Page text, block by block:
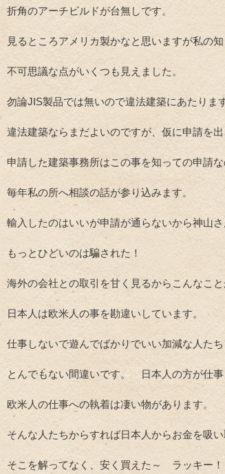
折角のアーチビルドが台無しです。
見るところアメリカ製かなと思いますが私の
不可思議な点がいくつも見えました。
勿論JIS製品では無いので違法建築にあたりま
違法建築ならまだよいのですが、仮に申請を
申請した建築事務所はこの事を知っての申請
毎年私の所へ相談の話が参り込みます。
輸入したのはいいが申請が通らないから神山
もっとひどいのは騙された！
海外の会社との取引を甘く見るからこんなこと
日本人は欧米人の事を勘違いしています。
仕事しないで遊んでばかりでいい加減な人たち
とんでもない間違いです。 日本人の方が仕
欧米人の仕事への執着は凄い物があります。
そんな人たちからすれば日本人からお金を吸
そこを解ってなく、安く買えた～ ラッキー！